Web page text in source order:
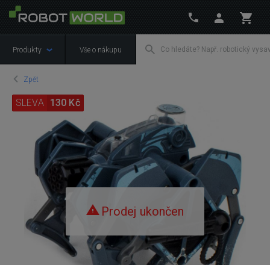
Produkty Vše o nákupu
Zpět
Prodej ukončen
SLEVA 130 Kč